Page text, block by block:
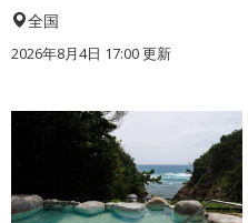
全国
2026年8月4日 17:00更新